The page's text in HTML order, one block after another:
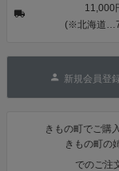
11,000
(※北海道
新規会員登
きもの町でご購
きもの町の
でのご注